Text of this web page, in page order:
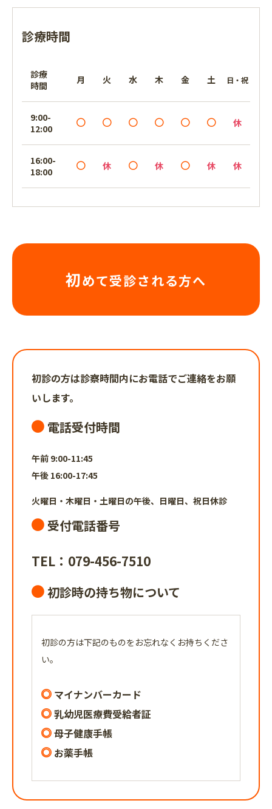
診療時間
診療
時間
月 火 水 木 金 土 日・祝
9:00-
12:00
休
16:00-
18:00
休 休 休 休
初めて受診される方へ
初診の方は診察時間内にお電話でご連絡をお願
いします。
電話受付時間
午前 9:00-11:45
午後 16:00-17:45
火曜日・木曜日・土曜日の午後、日曜日、祝日休診
受付電話番号
TEL： 079-456-7510
初診時の持ち物について
初診の方は下記のものをお忘れなくお持ちくださ
い。
マイナンバーカード
乳幼児医療費受給者証
母子健康手帳
お薬手帳